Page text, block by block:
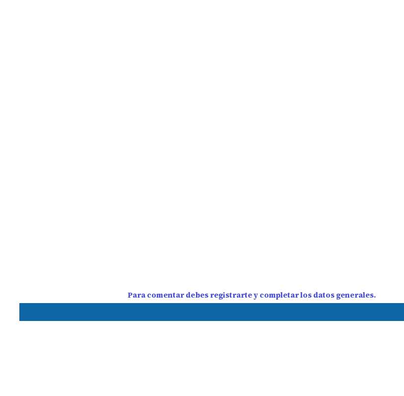
Para comentar debes registrarte y completar los datos generales.